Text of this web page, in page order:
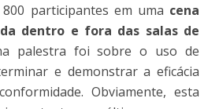
800 participantes em uma cena
dentro e fora das salas de
palestra foi sobre o uso de
e demonstrar a eficácia
Obviamente, esta